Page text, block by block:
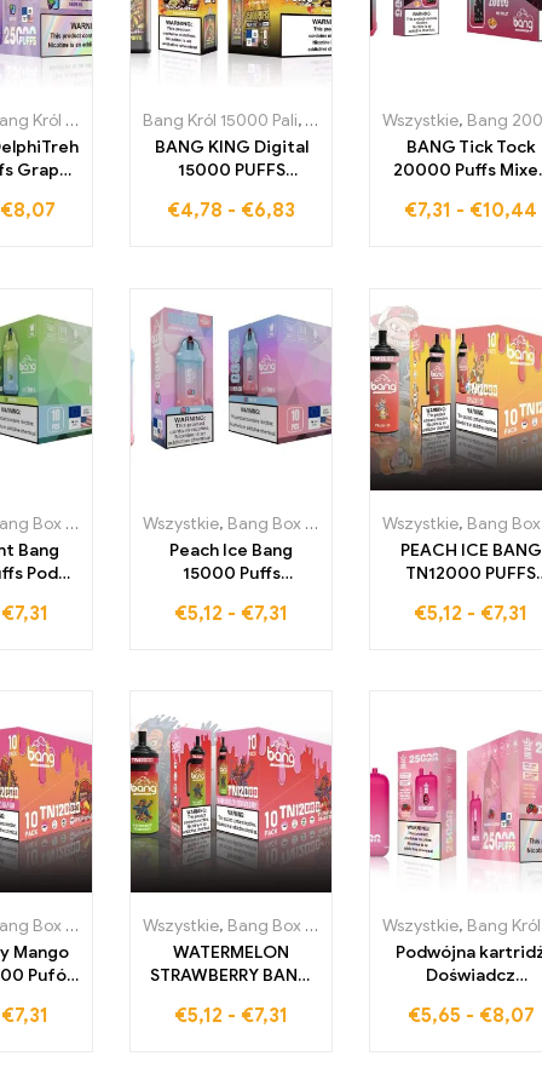
Król 25000 Pali ,Jednorazowe e-papierosy Szwecja,Jednorazowe
Grape
i
€8,07
Bang Król 15000 Pali, Jednorazowe e-papierosy
BANG KING Digital
15000 PUFFS
dostarcza 15000
aromatów przy
każdym pociągnięciu
€4,78 - €6,83
Wszystkie, Bang 20000 Pali
BANG Tick Tock
20000 Puffs
połączenie różnych
przyjemności
€7,31 - €10,44
Box 15000 Pali ,Jednorazowe e-papierosy Szwecja,Jednorazowe
Bang
Pod
oferuje
€7,31
Wszystkie, Bang Box 15000 Pali ,Jednorazowe e-
Peach Ice Bang
15000 Puffs
Jednorazowy Pod
orzeźwiającym
chłodem
€5,12 - €7,31
Wszystkie, Bang Box 12000 Pufów
PEACH ICE BANG
TN12000 PUFFS
papieros łączy
doświadczenia
vapingowego
€5,12 - €7,31
Box 12000 Pufów ,Jednorazowe e-papierosy Szwecja,
Mango
Pufów
który
€7,31
Wszystkie, Bang Box 12000 Pufów ,Jednorazowe
WATERMELON
STRAWBERRY BANG
Jednorazowy e-
€5,12 - €7,31
Wszystkie, Bang Król 25000 Pali
Podwójna
Doświadcz
doświadczenia,
€5,65 - €8,07